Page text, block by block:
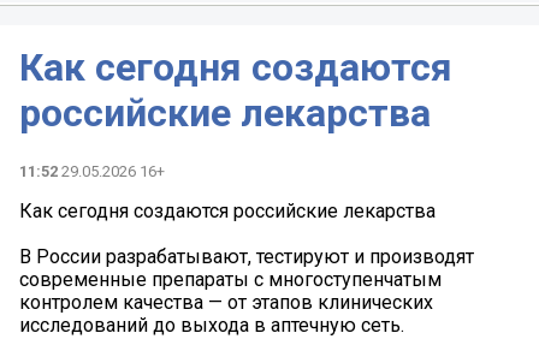
Как сегодня создаются
российские лекарства
11:52 29.05.2026 16+
Как сегодня создаются российские лекарства
В России разрабатывают, тестируют и производят
современные препараты с многоступенчатым
контролем качества — от этапов клинических
исследований до выхода в аптечную сеть.